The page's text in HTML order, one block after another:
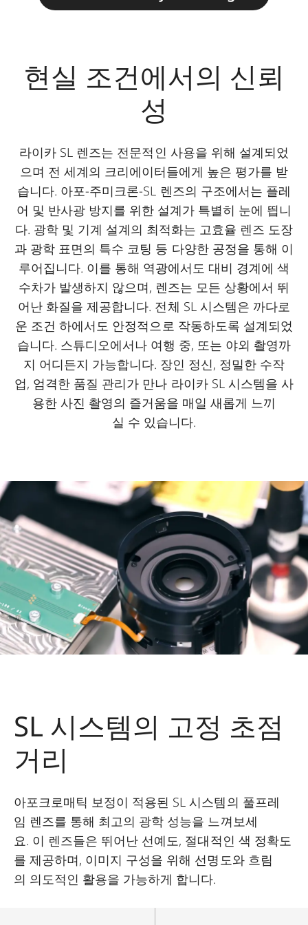
현실 조건에서의 신뢰
성
라이카 SL 렌즈는 전문적인 사용을 위해 설계되었
으며 전 세계의 크리에이터들에게 높은 평가를 받
습니다. 아포-주미크론-SL 렌즈의 구조에서는 플레
어 및 반사광 방지를 위한 설계가 특별히 눈에 띕니
다. 광학 및 기계 설계의 최적화는 고효율 렌즈 도장
과 광학 표면의 특수 코팅 등 다양한 공정을 통해 이
루어집니다. 이를 통해 역광에서도 대비 경계에 색
수차가 발생하지 않으며, 렌즈는 모든 상황에서 뛰
어난 화질을 제공합니다. 전체 SL 시스템은 까다로
운 조건 하에서도 안정적으로 작동하도록 설계되었
습니다. 스튜디오에서나 여행 중, 또는 야외 촬영까
지 어디든지 가능합니다. 장인 정신, 정밀한 수작
업, 엄격한 품질 관리가 만나 라이카 SL 시스템을 사
용한 사진 촬영의 즐거움을 매일 새롭게 느끼
실 수 있습니다.
SL 시스템의 고정 초점
거리
아포크로매틱 보정이 적용된 SL 시스템의 풀프레
임 렌즈를 통해 최고의 광학 성능을 느껴보세
요. 이 렌즈들은 뛰어난 선예도, 절대적인 색 정확도
를 제공하며, 이미지 구성을 위해 선명도와 흐림
의 의도적인 활용을 가능하게 합니다.